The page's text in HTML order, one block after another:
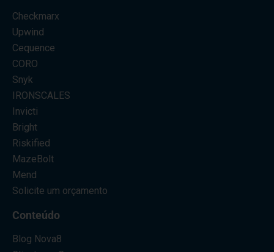
Checkmarx
Upwind
Cequence
CORO
Snyk
IRONSCALES
Invicti
Bright
Riskified
MazeBolt
Mend
Solicite um orçamento
Conteúdo
Blog Nova8